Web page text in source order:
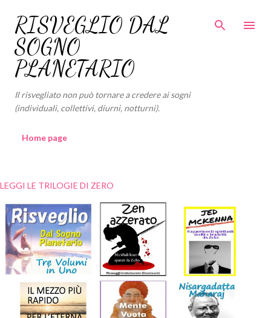
Passa ai contenuti principali
RISVEGLIO DAL
SOGNO
PLANETARIO
Il risvegliato non può tornare a credere ai sogni
(individuali, collettivi, diurni, notturni).
Home page
LEGGI LE TRILOGIE DI ZERO